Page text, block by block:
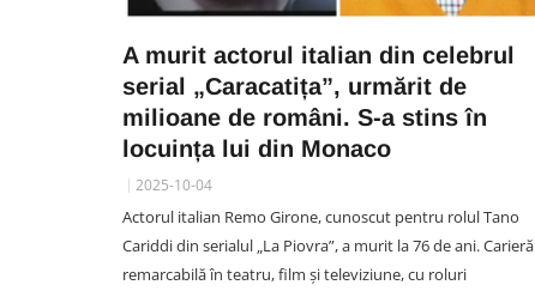
A murit actorul italian din celebrul
serial „Caracatița”, urmărit de
milioane de români. S-a stins în
locuința lui din Monaco
2025-10-04
Actorul italian Remo Girone, cunoscut pentru rolul Tano
Cariddi din serialul „La Piovra”, a murit la 76 de ani. Carieră
remarcabilă în teatru, film și televiziune, cu roluri